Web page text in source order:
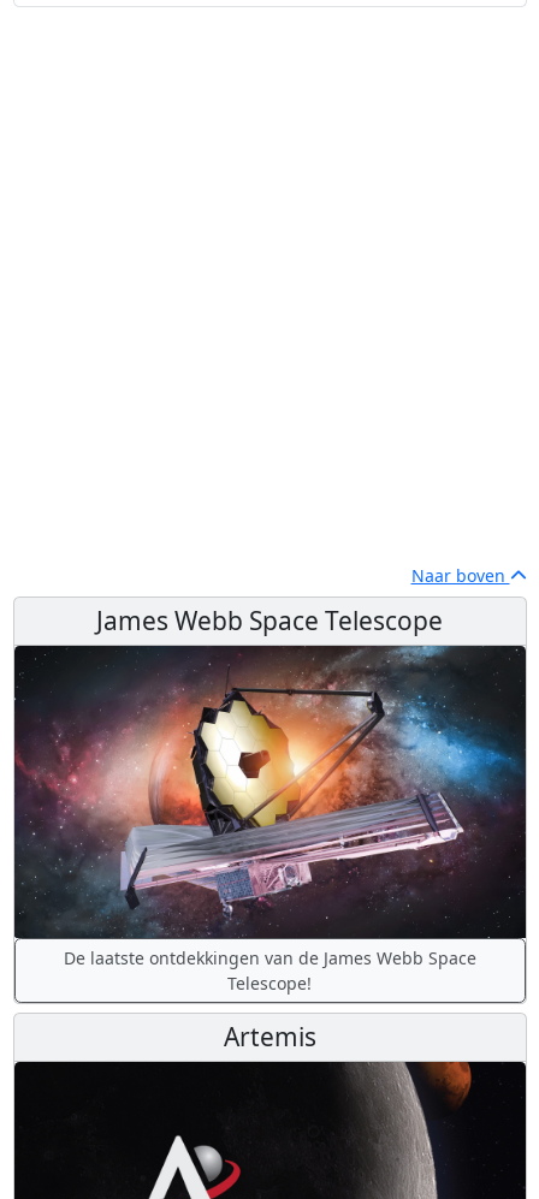
Naar boven
James Webb Space Telescope
De laatste ontdekkingen van de James Webb Space
Telescope!
Artemis